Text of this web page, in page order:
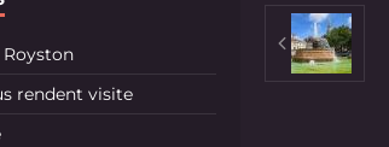
Royston
rendent visite